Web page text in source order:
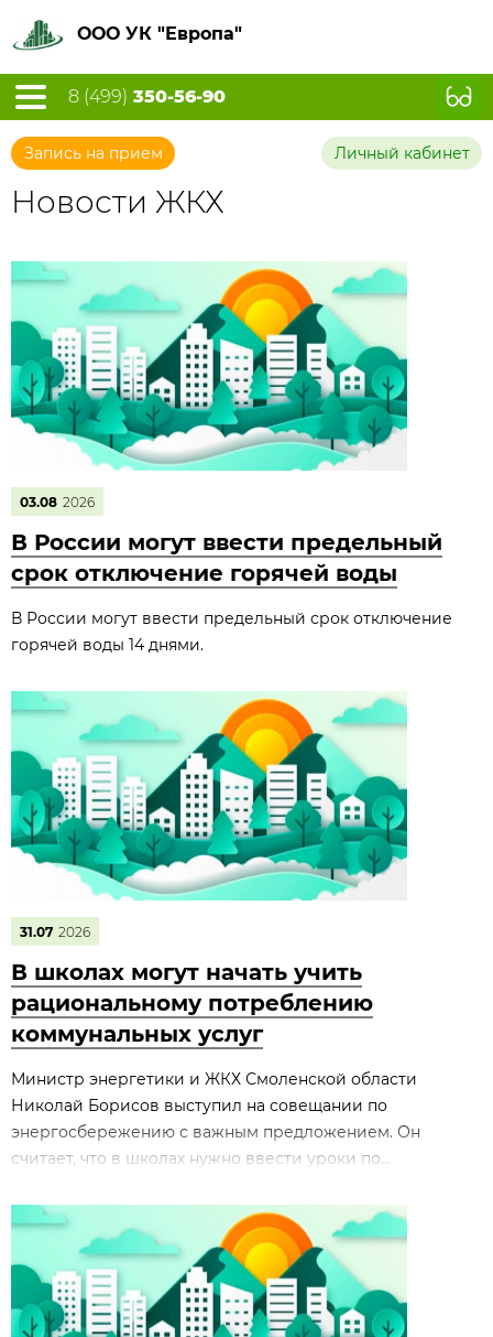
ООО УК "Европа"
8 (499) 350-56-90
Запись на прием Личный кабинет
Новости ЖКХ
03.08 2026
В России могут ввести предельный
срок отключение горячей воды
В России могут ввести предельный срок отключение
горячей воды 14 днями.
31.07 2026
В школах могут начать учить
рациональному потреблению
коммунальных услуг
Министр энергетики и ЖКХ Смоленской области
Николай Борисов выступил на совещании по
энергосбережению с важным предложением. Он
считает, что в школах нужно ввести уроки по...